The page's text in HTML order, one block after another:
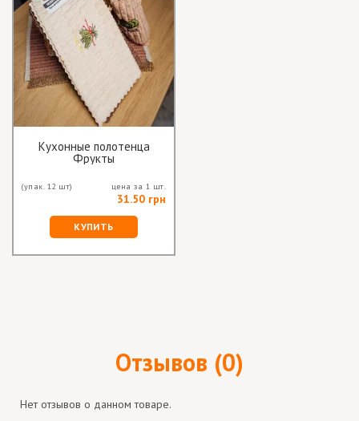
Кухонные полотенца
Фрукты
(упак. 12 шт) цена за 1 шт.
31.50 грн
КУПИТЬ
Отзывов (0)
Нет отзывов о данном товаре.